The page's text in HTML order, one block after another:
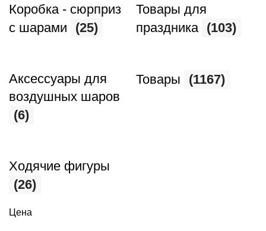
Коробка - сюрприз
с шарами
(25)
Товары для
праздника (103)
Аксессуары для
воздушных шаров
(6)
Товары (1167)
Ходячие фигуры
(26)
Цена